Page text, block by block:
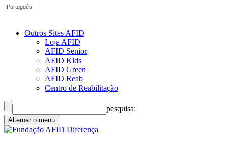
Português
Outros Sites AFID
Loja AFID
AFID Senior
AFID Kids
AFID Green
AFID Reab
Centro de Reabilitação
pesquisa:
Alternar o menu